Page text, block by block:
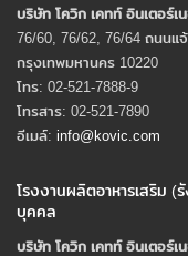
บริษัท โควิก เคทท์ อินเตอร์เ
76/60, 76/62, 76/64 ถนนแ
กรุงเทพมหานคร 10220
โทร: 02-521-7888-9
โทรสาร: 02-521-7890
อีเมล์: info@kovic.com
โรงงานผลิตอาหารเสริม
บุคคล
บริษัท โควิก เคทท์ อินเตอร์เ